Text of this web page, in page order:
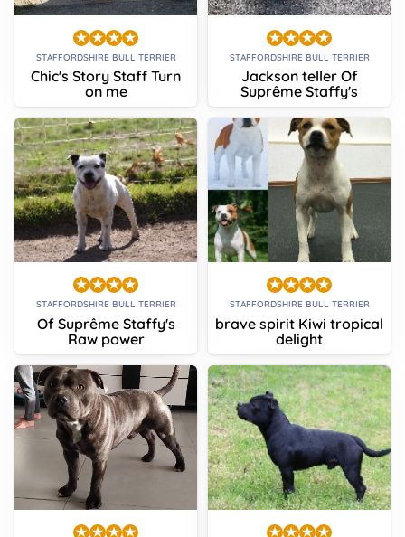
STAFFORDSHIRE BULL TERRIER
Chic's Story Staff Turn
on me
STAFFORDSHIRE BULL TERRIER
Jackson teller Of
Suprême Staffy's
STAFFORDSHIRE BULL TERRIER
Of Suprême Staffy's
Raw power
STAFFORDSHIRE BULL TERRIER
brave spirit Kiwi tropical
delight